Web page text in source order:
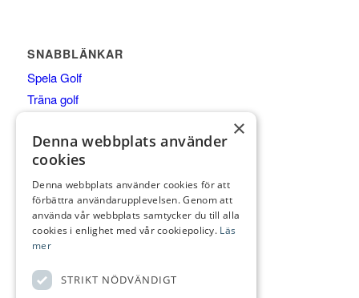
SNABBLÄNKAR
Spela Golf
Träna golf
Boende
Shop
Klubben
Företagspartner
FÖLJ OSS
×
Denna webbplats använder
cookies
Denna webbplats använder cookies för att
förbättra användarupplevelsen. Genom att
använda vår webbplats samtycker du till alla
cookies i enlighet med vår cookiepolicy. Läs
mer
STRIKT NÖDVÄNDIGT